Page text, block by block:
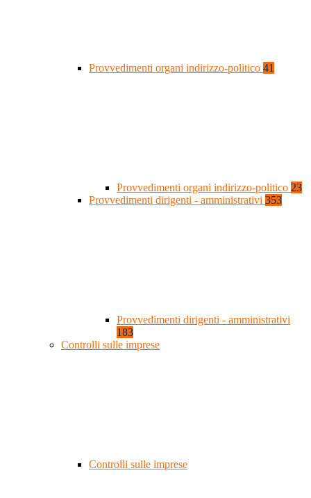
Provvedimenti organi indirizzo-politico 41
Provvedimenti organi indirizzo-politico 23
Provvedimenti dirigenti - amministrativi 353
Provvedimenti dirigenti - amministrativi
183
Controlli sulle imprese
Controlli sulle imprese